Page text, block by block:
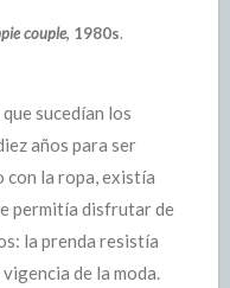
couple, 1980s.
sucedían los
años para ser
con la ropa, existía
permitía disfrutar de
la prenda resistía
de la moda.